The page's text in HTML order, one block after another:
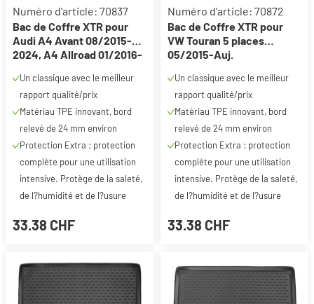
Note moyenne de 4.95 sur 5 étoiles
Numéro d'article: 70837
Bac de Coffre XTR pour
Audi A4 Avant 08/2015-
2024, A4 Allroad 01/2016-
Un classique avec le meilleur
rapport qualité/prix
Matériau TPE innovant, bord
relevé de 24 mm environ
Protection Extra : protection
complète pour une utilisation
intensive. Protège de la saleté,
de l?humidité et de l?usure
33.38 CHF
Note moyenne de 5 sur 5
Numéro d'article: 70872
Bac de Coffre XTR pour
VW Touran 5 places
05/2015-Auj.
Un classique avec le meilleur
rapport qualité/prix
Matériau TPE innovant, bord
relevé de 24 mm environ
Protection Extra : protection
complète pour une utilisation
intensive. Protège de la saleté,
de l?humidité et de l?usure
33.38 CHF